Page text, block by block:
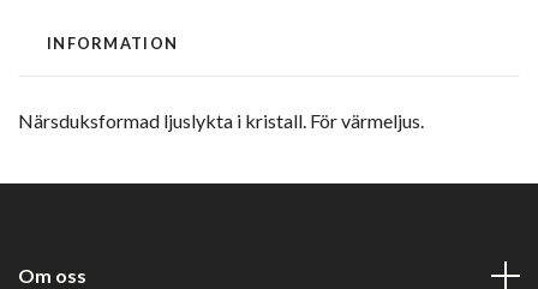
INFORMATION
Närsduksformad ljuslykta i kristall. För värmeljus.
Om oss